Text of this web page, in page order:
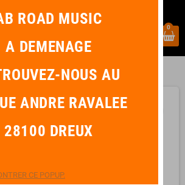
0
WINCENT Practice pad à courroie
ROAD MUSIC
A DEMENAGE
NOUS AU
ANDRE RAVALEE
28100 DREUX
CE POPUP.